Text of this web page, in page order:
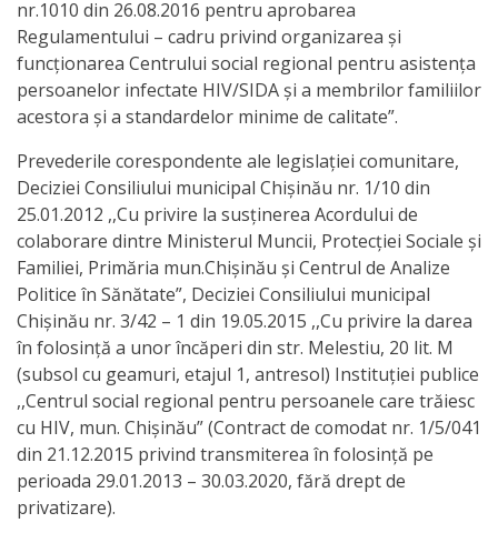
a
paginii
web
Contacte
nr.1010 din 26.08.2016 pentru aprobarea
Regulamentului – cadru privind organizarea şi
funcţionarea Centrului social regional pentru asistenţa
persoanelor infectate HIV/SIDA și a membrilor familiilor
acestora și a standardelor minime de calitate”.
Prevederile corespondente ale legislaţiei comunitare,
Deciziei Consiliului municipal Chișinău nr. 1/10 din
25.01.2012 ,,Cu privire la susținerea Acordului de
colaborare dintre Ministerul Muncii, Protecției Sociale și
Familiei, Primăria mun.Chișinău și Centrul de Analize
Politice în Sănătate”, Deciziei Consiliului municipal
Chișinău nr. 3/42 – 1 din 19.05.2015 ,,Cu privire la darea
în folosință a unor încăperi din str. Melestiu, 20 lit. M
(subsol cu geamuri, etajul 1, antresol) Instituției publice
,,Centrul social regional pentru persoanele care trăiesc
cu HIV, mun. Chișinău” (Contract de comodat nr. 1/5/041
din 21.12.2015 privind transmiterea în folosință pe
perioada 29.01.2013 – 30.03.2020, fără drept de
privatizare).